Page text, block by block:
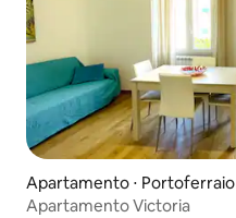
Apartamento ⋅ Portoferraio
Apartamento Victoria